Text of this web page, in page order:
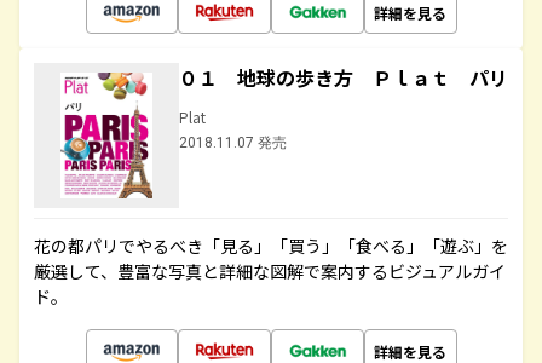
詳細を見る
０１ 地球の歩き方 Ｐｌａｔ パリ
Plat
2018.11.07 発売
花の都パリでやるべき「見る」「買う」「食べる」「遊ぶ」を
厳選して、豊富な写真と詳細な図解で案内するビジュアルガイ
ド。
詳細を見る